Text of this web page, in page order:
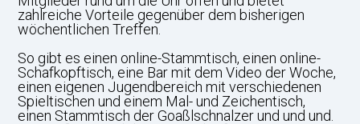
zahlreiche Vorteile gegenüber dem bisherigen
wöchentlichen Treffen.
So gibt es einen online-Stammtisch, einen online-
Schafkopftisch, eine Bar mit dem Video der Woche,
einen eigenen Jugendbereich mit verschiedenen
Spieltischen und einem Mal- und Zeichentisch,
einen Stammtisch der Goaßlschnalzer und und und.